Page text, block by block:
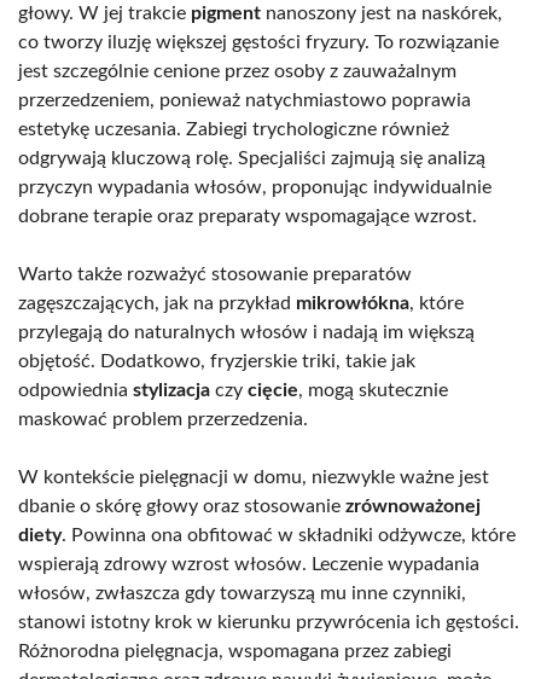
głowy. W jej trakcie pigment nanoszony jest na naskórek,
co tworzy iluzję większej gęstości fryzury. To rozwiązanie
jest szczególnie cenione przez osoby z zauważalnym
przerzedzeniem, ponieważ natychmiastowo poprawia
estetykę uczesania. Zabiegi trychologiczne również
odgrywają kluczową rolę. Specjaliści zajmują się analizą
przyczyn wypadania włosów, proponując indywidualnie
dobrane terapie oraz preparaty wspomagające wzrost.
Warto także rozważyć stosowanie preparatów
zagęszczających, jak na przykład mikrowłókna, które
przylegają do naturalnych włosów i nadają im większą
objętość. Dodatkowo, fryzjerskie triki, takie jak
odpowiednia stylizacja czy cięcie, mogą skutecznie
maskować problem przerzedzenia.
W kontekście pielęgnacji w domu, niezwykle ważne jest
dbanie o skórę głowy oraz stosowanie zrównoważonej
diety. Powinna ona obfitować w składniki odżywcze, które
wspierają zdrowy wzrost włosów. Leczenie wypadania
włosów, zwłaszcza gdy towarzyszą mu inne czynniki,
stanowi istotny krok w kierunku przywrócenia ich gęstości.
Różnorodna pielęgnacja, wspomagana przez zabiegi